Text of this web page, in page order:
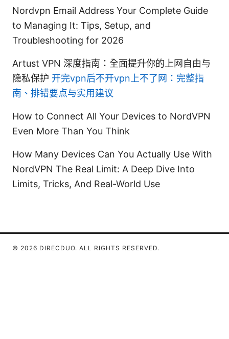
Nordvpn Email Address Your Complete Guide
to Managing It: Tips, Setup, and
Troubleshooting for 2026
Artust VPN 深度指南：全面提升你的上网自由与
隐私保护 开完vpn后不开vpn上不了网：完整指
南、排错要点与实用建议
How to Connect All Your Devices to NordVPN
Even More Than You Think
How Many Devices Can You Actually Use With
NordVPN The Real Limit: A Deep Dive Into
Limits, Tricks, And Real-World Use
© 2026 DIRECDUO. ALL RIGHTS RESERVED.